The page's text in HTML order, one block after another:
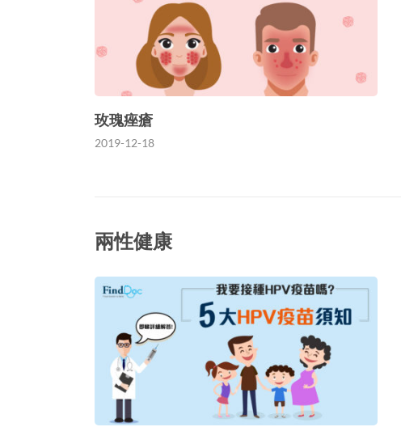
玫瑰痤瘡
2019-12-18
兩性健康